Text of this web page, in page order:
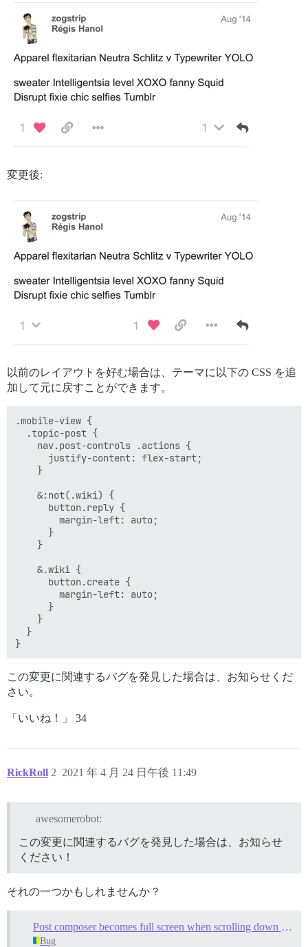
変更後:
以前のレイアウトを好む場合は、テーマに以下の CSS を追
加して元に戻すことができます。
.mobile-view {
  .topic-post {
    nav.post-controls .actions {
      justify-content: flex-start;
    }
    &:not(.wiki) {
      button.reply {
        margin-left: auto;
      }
    }
    &.wiki {
      button.create {
        margin-left: auto;
      }
    }
  }
この変更に関連するバグを発見した場合は、お知らせくだ
さい。
「いいね！」 34
RickRoll 2021 年 4 月 24 日午後 11:49
2
awesomerobot:
この変更に関連するバグを発見した場合は、お知らせ
ください！
それの一つかもしれませんか？
Post composer becomes full screen when scrolling down on mobile
Bug